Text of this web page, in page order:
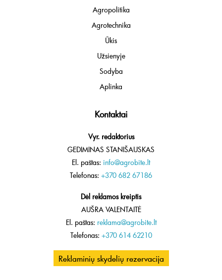
Agropolitika
Agrotechnika
Ūkis
Užsienyje
Sodyba
Aplinka
Kontaktai
Vyr. redaktorius
GEDIMINAS STANIŠAUSKAS
El. paštas: info@agrobite.lt
Telefonas: +370 682 67186
Dėl reklamos kreiptis
AUŠRA VALENTAITĖ
El. paštas: reklama@agrobite.lt
Telefonas: +370 614 62210
Reklaminių skydelių rezervacija